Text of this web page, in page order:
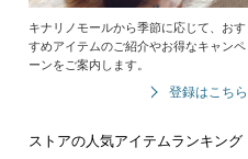
キナリノモールから季節に応じて、おす
すめアイテムのご紹介やお得なキャンペ
ーンをご案内します。
登録はこちら
ストアの人気アイテムランキング